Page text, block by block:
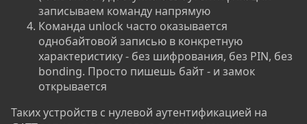
записываем команду напрямую
Команда unlock часто оказывается
однобайтовой записью в конкретную
характеристику - без шифрования, без PIN, без
bonding. Просто пишешь байт - и замок
открывается
Таких устройств с нулевой аутентификацией на